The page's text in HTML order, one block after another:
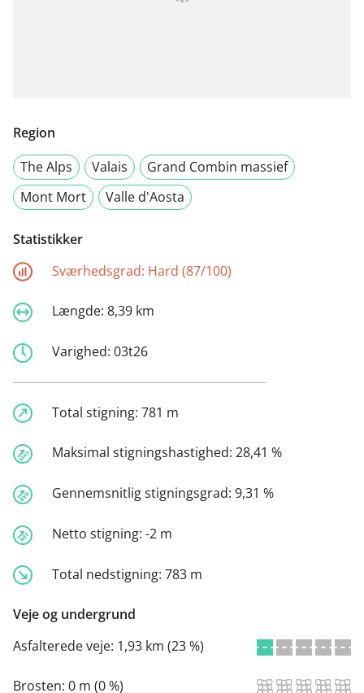
Region
The Alps
Valais
Grand Combin massief
Mont Mort
Valle d'Aosta
Statistikker
Sværhedsgrad: Hard (87/100)
Længde: 8,39 km
Varighed: 03t26
Total stigning: 781 m
Maksimal stigningshastighed: 28,41 %
Gennemsnitlig stigningsgrad: 9,31 %
Netto stigning: -2 m
Total nedstigning: 783 m
Veje og undergrund
Asfalterede veje: 1,93 km (23 %)
Brosten: 0 m (0 %)